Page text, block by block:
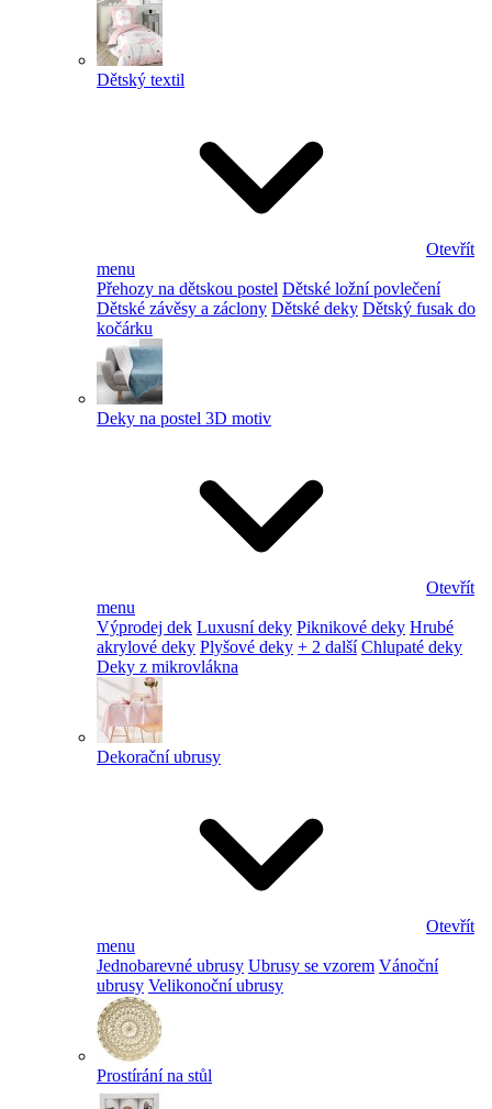
Dětský textil
Otevřít
menu
Přehozy na dětskou postel Dětské ložní povlečení
Dětské závěsy a záclony Dětské deky Dětský fusak do
kočárku
Deky na postel 3D motiv
Otevřít
menu
Výprodej dek Luxusní deky Piknikové deky Hrubé
akrylové deky Plyšové deky + 2 další Chlupaté deky
Deky z mikrovlákna
Dekorační ubrusy
Otevřít
menu
Jednobarevné ubrusy Ubrusy se vzorem Vánoční
ubrusy Velikonoční ubrusy
Prostírání na stůl